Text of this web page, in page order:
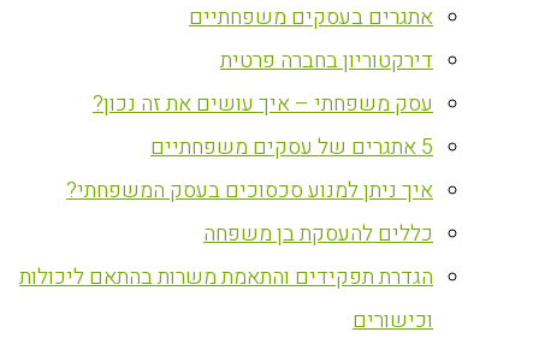
אתגרים בעסקים משפחתיים
דירקטוריון בחברה פרטית
עסק משפחתי – איך עושים את זה נכון?
5 אתגרים של עסקים משפחתיים
איך ניתן למנוע סכסוכים בעסק המשפחתי?
כללים להעסקת בן משפחה
הגדרת תפקידים והתאמת משרות בהתאם ליכולות
וכישורים